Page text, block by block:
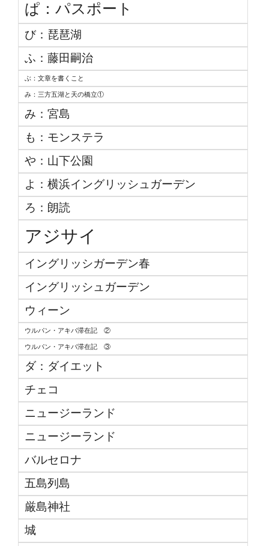
ぱ：パスポート
び：琵琶湖
ふ：藤田嗣治
ぶ：文章を書くこと
み：三方五湖と天の橋立①
み：宮島
も：モンステラ
や：山下公園
よ：横浜イングリッシュガーデン
ろ：朗読
アジサイ
イングリッシガーデン春
イングリッシュガーデン
ウィーン
ウルパン・アキバ滞在記 ②
ウルパン・アキバ滞在記 ③
ダ：ダイエット
チェコ
ニュージーランド
ニュージーランド
バルセロナ
五島列島
厳島神社
城